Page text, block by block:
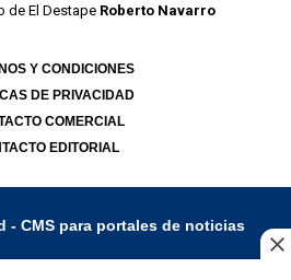
de El Destape Roberto Navarro
Y CONDICIONES
DE PRIVACIDAD
COMERCIAL
EDITORIAL
- CMS para portales de noticias